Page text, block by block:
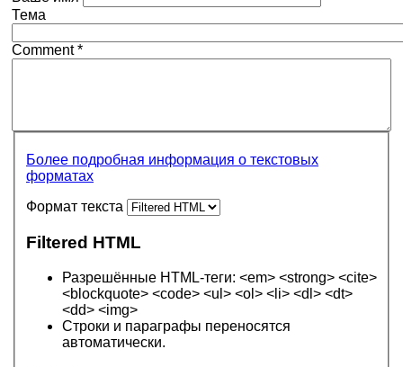
Тема
Comment*
Более подробная информация о текстовых
форматах
Формат текста
Filtered HTML
Разрешённые HTML-теги: <em> <strong> <cite>
<blockquote> <code> <ul> <ol> <li> <dl> <dt>
<dd> <img>
Строки и параграфы переносятся
автоматически.